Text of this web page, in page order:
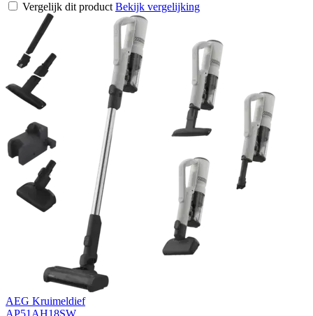
Vergelijk dit product Bekijk vergelijking
AEG Kruimeldief
AP51AH18SW